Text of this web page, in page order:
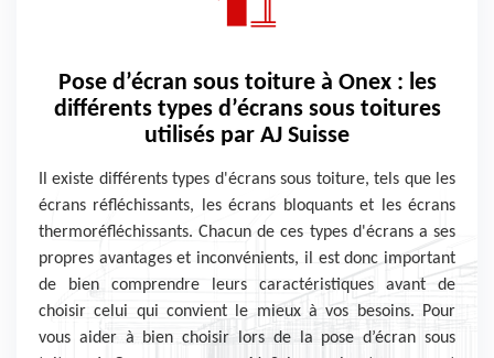
Pose d’écran sous toiture à Onex : les
différents types d’écrans sous toitures
utilisés par AJ Suisse
Il existe différents types d'écrans sous toiture, tels que les
écrans réfléchissants, les écrans bloquants et les écrans
thermoréfléchissants. Chacun de ces types d'écrans a ses
propres avantages et inconvénients, il est donc important
de bien comprendre leurs caractéristiques avant de
choisir celui qui convient le mieux à vos besoins. Pour
vous aider à bien choisir lors de la pose d’écran sous